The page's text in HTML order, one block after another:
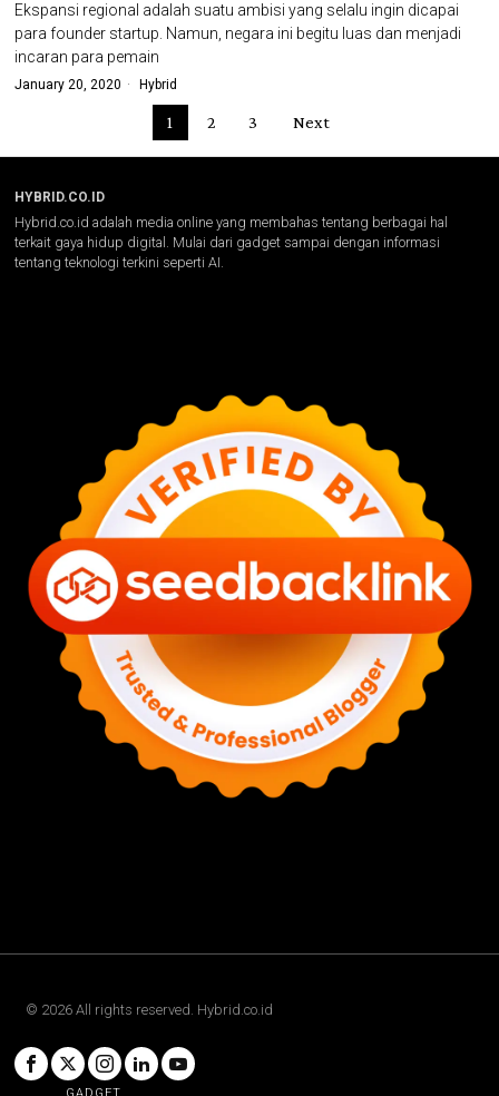
Ekspansi regional adalah suatu ambisi yang selalu ingin dicapai
para founder startup. Namun, negara ini begitu luas dan menjadi
incaran para pemain
January 20, 2020 Hybrid
1 2 3 Next
HYBRID.CO.ID
Hybrid.co.id adalah media online yang membahas tentang berbagai hal
terkait gaya hidup digital. Mulai dari gadget sampai dengan informasi
tentang teknologi terkini seperti AI.
© 2026 All rights reserved. Hybrid.co.id